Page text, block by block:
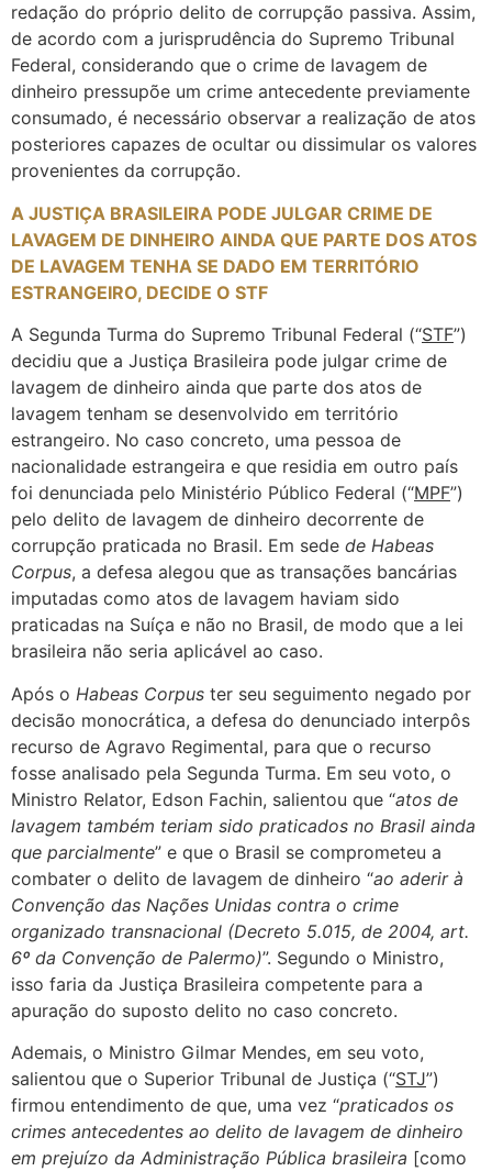
redação do próprio delito de corrupção passiva. Assim,
de acordo com a jurisprudência do Supremo Tribunal
Federal, considerando que o crime de lavagem de
dinheiro pressupõe um crime antecedente previamente
consumado, é necessário observar a realização de atos
posteriores capazes de ocultar ou dissimular os valores
provenientes da corrupção.
A JUSTIÇA BRASILEIRA PODE JULGAR CRIME DE
LAVAGEM DE DINHEIRO AINDA QUE PARTE DOS ATOS
DE LAVAGEM TENHA SE DADO EM TERRITÓRIO
ESTRANGEIRO, DECIDE O STF
A Segunda Turma do Supremo Tribunal Federal (“STF”)
decidiu que a Justiça Brasileira pode julgar crime de
lavagem de dinheiro ainda que parte dos atos de
lavagem tenham se desenvolvido em território
estrangeiro. No caso concreto, uma pessoa de
nacionalidade estrangeira e que residia em outro país
foi denunciada pelo Ministério Público Federal (“MPF”)
pelo delito de lavagem de dinheiro decorrente de
corrupção praticada no Brasil. Em sede de Habeas
Corpus, a defesa alegou que as transações bancárias
imputadas como atos de lavagem haviam sido
praticadas na Suíça e não no Brasil, de modo que a lei
brasileira não seria aplicável ao caso.
Após o Habeas Corpus ter seu seguimento negado por
decisão monocrática, a defesa do denunciado interpôs
recurso de Agravo Regimental, para que o recurso
fosse analisado pela Segunda Turma. Em seu voto, o
Ministro Relator, Edson Fachin, salientou que “atos de
lavagem também teriam sido praticados no Brasil ainda
que parcialmente” e que o Brasil se comprometeu a
combater o delito de lavagem de dinheiro “ao aderir à
Convenção das Nações Unidas contra o crime
organizado transnacional (Decreto 5.015, de 2004, art.
6º da Convenção de Palermo)”. Segundo o Ministro,
isso faria da Justiça Brasileira competente para a
apuração do suposto delito no caso concreto.
Ademais, o Ministro Gilmar Mendes, em seu voto,
salientou que o Superior Tribunal de Justiça (“STJ”)
firmou entendimento de que, uma vez “praticados os
crimes antecedentes ao delito de lavagem de dinheiro
em prejuízo da Administração Pública brasileira [como